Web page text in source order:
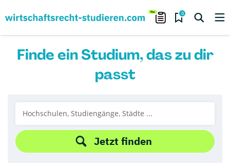
0
Finde ein Studium, das zu dir
passt
Jetzt finden